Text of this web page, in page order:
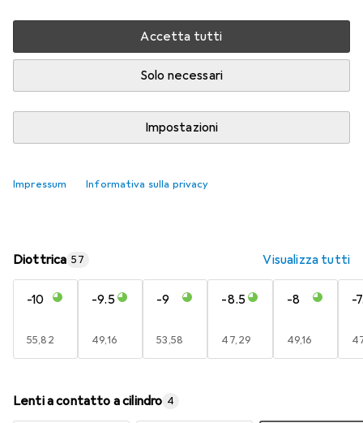
Accetta tutti
Solo necessari
Impostazioni
Impressum Informativa sulla privacy
Consegna tra ven, 14/8 e mar, 18/8
Più di 10 pezzi in stock presso il fornitore
Aggiungi al carrello
Diottrica 57 Visualizza tutti
-10
EUR
55,82
-9.5
EUR
49,16
-9
EUR
53,58
-8.5
EUR
47,29
-8
EUR
49,16
-
Lenti a contatto a cilindro 4